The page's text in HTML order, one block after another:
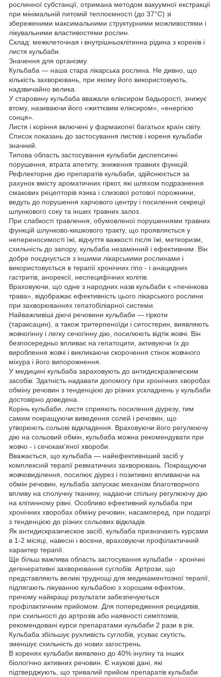
рослинної субстанції, отримана методом вакуумної екстракції
при мінімальній питомій теплоємності (до 37°С) зі
збереженими максимальними структурними можливостями і
лікувальними властивостями рослин.
Склад: межклеточная і внутрішньоклітинна рідина з коренів і
листя кульбаби.
Значення для організму
Кульбаба — наша стара лікарська рослина. Не дивно, що
кількість захворювань, при якому його використовують,
надзвичайно велика.
У старовину кульбаба вважали еліксиром бадьорості, знижує
втому, називаючи його «життєвим еліксиром», «енергією
сонця».
Листя і коріння включені у фармакопеї багатьох країн світу.
Список показань до застосування листків і кореня кульбаби
значний.
Типова область застосування кульбаби диспепсичні
порушення, втрата апетиту, зниження травних функцій.
Рефлекторне дію препаратів кульбаби, здійснюється за
рахунок вмісту ароматичних гіркот, які шляхом подразнення
смакових рецепторів язика і слизової ротової порожнини,
ведуть до порушення харчового центру і посилення секреції
шлункового соку та інших травних залоз.
При слабкості травлення, обумовленої порушеннями травних
функцій шлунково-кишкового тракту, що проявляється у
непереносимості їжі, відчуття важкості після їжі, метеоризм,
схильність до запору, кульбаба незамінний і ефективним. Він
добре поєднується з іншими лікарськими рослинами і
використовується в терапії хронічних гіпо - і анацидних
гастритів, анорексії, неспецифічних колітів.
Враховуючи, що одне з народних назв кульбаби є «печінкова
трава», відображає ефективність цього лікарського рослини
при захворюваннях гепатобіліарної системи.
Найважливіші діючі речовини кульбаби — гіркоти
(тараксацин), а також тритерпеноїди і ситостерин, виявляють
жовчогінну і легку сечогінну дію, посилюють відтік жовчі. Він
безпосередньо впливає на гепатоцити, активуючи їх до
вироблення жовчі і викликаючи скорочення стінок жовчного
міхура і його випорожнення.
У медицині кульбаба зараховують до антидискразическим
засобів. Здатність надавати допомогу при хронічних хворобах
обміну речовин з тенденцією до різних ускладнень у кульбаби
достовірно доведена.
Корінь кульбаби, листя сприяють посилення діурезу, тим
самим покращуючи виведення солей і речовин, що
утворюють сольові відкладення. Враховуючи його регулюючу
дію на сольовий обмін, кульбаба можна рекомендувати при
жовчо - і сечокам'яної хвороби.
Вважається, що кульбаба — найефективніший засіб у
комплексній терапії ревматичних захворювань. Покращуючи
жовчовиділення, посилює діурез і позитивно впливаючи на
обмін речовин, кульбаба запускає механізм благотворного
впливу на сполучну тканину, надаючи спільну регулюючу дію
на клітинному рівні. Особливо ефективний кульбаба при
хронічних хворобах обміну речовин, насамперед, при подагрі
з тенденцією до різних сольових відкладів.
Як антидискразическое засіб, кульбаба призначають курсами
в 1-2 місяці, навесні і восени, враховуючи профілактичний
характер терапії.
Ще більш важлива область застосування кульбаби - хронічні
дегенеративні захворювання суглобів. Артрози, що
представляють великі труднощі для медикаментозної терапії,
підлягають лікуванню кульбабою з хорошим ефектом,
причому найкращі результати забезпечуються
профілактичним прийомом. Для попередження рецидивів,
при схильності до артрозів або наявності симптомів,
рекомендовані курси препаратами кульбаби 2 рази в рік.
Кульбаба збільшує рухливість суглобів, усуває скутість,
зменшує схильність до нових загострень.
В коренях кульбаби виявлено до 40% інуліну та інших
біологічно активних речовин. Є наукові дані, які
підтверджують, що тривалий прийом препаратів кульбаби